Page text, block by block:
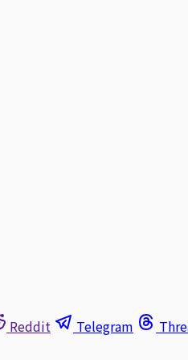
Reddit Telegram